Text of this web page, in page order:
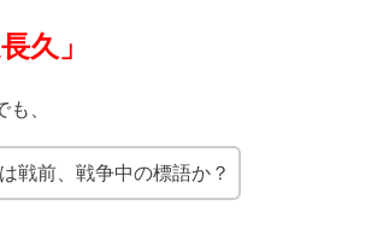
久」
、
戦前、戦争中の標語か？